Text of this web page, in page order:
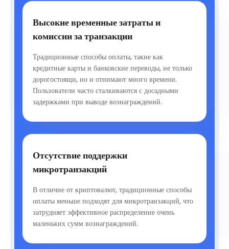
Высокие временные затраты и
комиссии за транзакции
Традиционные способы оплаты, такие как
кредитные карты и банковские переводы, не только
дорогостоящи, но и отнимают много времени.
Пользователи часто сталкиваются с досадными
задержками при выводе вознаграждений.
Отсутствие поддержки
микротранзакций
В отличие от криптовалют, традиционные способы
оплаты меньше подходят для микротранзакций, что
затрудняет эффективное распределение очень
маленьких сумм вознаграждений.